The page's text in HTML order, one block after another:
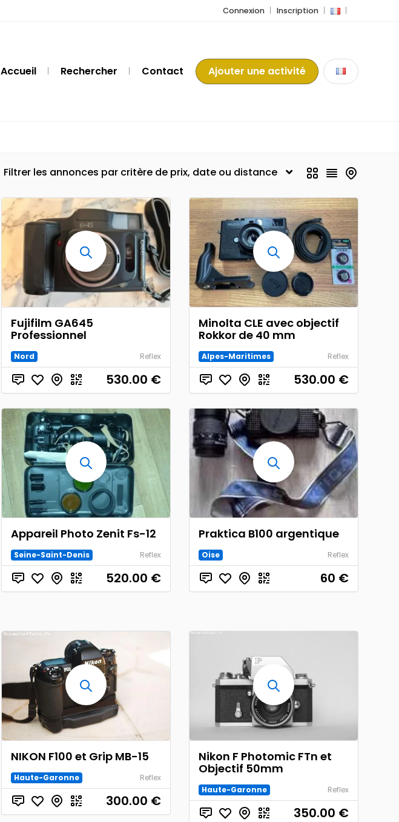
Connexion Inscription
Accueil Rechercher Contact Ajouter une activité
Fujifilm GA645
Professionnel
Nord Reflex
530.00 €
Minolta CLE avec objectif
Rokkor de 40 mm
Alpes-Maritimes Reflex
530.00 €
Appareil Photo Zenit Fs-12
Seine-Saint-Denis Reflex
520.00 €
Praktica B100 argentique
Oise Reflex
60 €
NIKON F100 et Grip MB-15
Haute-Garonne Reflex
300.00 €
Nikon F Photomic FTn et
Objectif 50mm
Haute-Garonne Reflex
350.00 €